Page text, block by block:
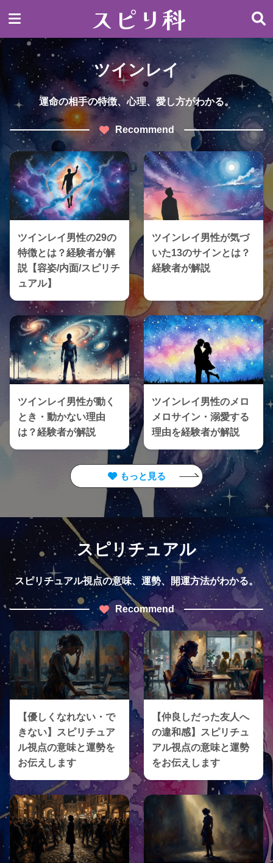
スピリ科
ツインレイ
運命の相手の特徴、心理、愛し方がわかる。
Recommend
ツインレイ男性の29の
特徴とは？経験者が解
説【容姿/内面/スピリチ
ュアル】
ツインレイ男性が気づ
いた13のサインとは？
経験者が解説
ツインレイ男性が動く
とき・動かない理由
は？経験者が解説
ツインレイ男性のメロ
メロサイン・溺愛する
理由を経験者が解説
もっと見る
スピリチュアル
スピリチュアル視点の意味、運勢、開運方法がわかる。
Recommend
【優しくなれない・で
きない】スピリチュア
ル視点の意味と運勢を
お伝えします
【仲良しだった友人へ
の違和感】スピリチュ
アル視点の意味と運勢
をお伝えします